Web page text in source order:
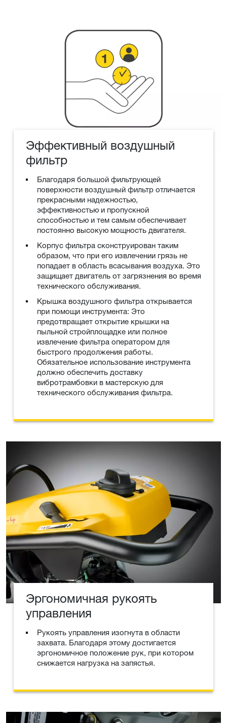
Эффективный воздушный
фильтр
Благодаря большой фильтрующей
поверхности воздушный фильтр отличается
прекрасными надежностью,
эффективностью и пропускной
способностью и тем самым обеспечивает
постоянно высокую мощность двигателя.
Корпус фильтра сконструирован таким
образом, что при его извлечении грязь не
попадает в область всасывания воздуха. Это
защищает двигатель от загрязнения во время
технического обслуживания.
Крышка воздушного фильтра открывается
при помощи инструмента: Это
предотвращает открытие крышки на
пыльной стройплощадке или полное
извлечение фильтра оператором для
быстрого продолжения работы.
Обязательное использование инструмента
должно обеспечить доставку
вибротрамбовки в мастерскую для
технического обслуживания фильтра.
Эргономичная рукоять
управления
Рукоять управления изогнута в области
захвата. Благодаря этому достигается
эргономичное положение рук, при котором
снижается нагрузка на запястья.